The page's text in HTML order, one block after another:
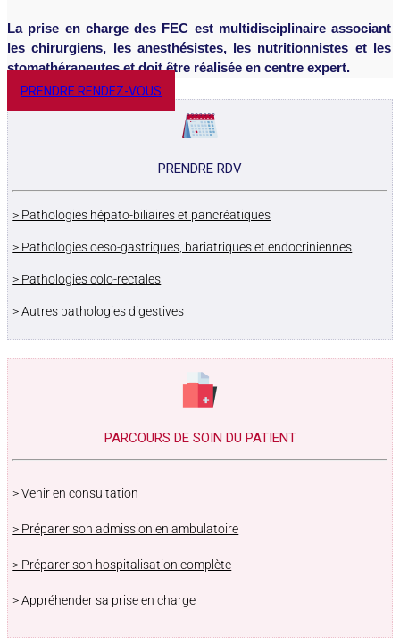
La prise en charge des FEC est multidisciplinaire associant
les chirurgiens, les anesthésistes, les nutritionnistes et les
stomathérapeutes et doit être réalisée en centre expert.
PRENDRE RENDEZ-VOUS
PRENDRE RDV
> Pathologies hépato-biliaires et pancréatiques
> Pathologies oeso-gastriques, bariatriques et endocriniennes
> Pathologies colo-rectales
> Autres pathologies digestives
PARCOURS DE SOIN DU PATIENT
> Venir en consultation
> Préparer son admission en ambulatoire
> Préparer son hospitalisation complète
> Appréhender sa prise en charge